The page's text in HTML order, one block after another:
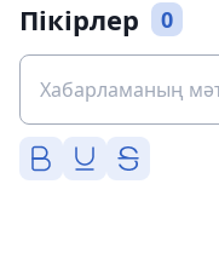
Пікірлер 0